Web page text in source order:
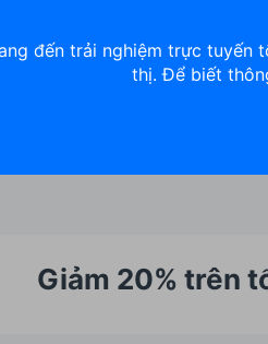
Giảm 20% trên
đến trải nghiệm trực
thị. Để biết